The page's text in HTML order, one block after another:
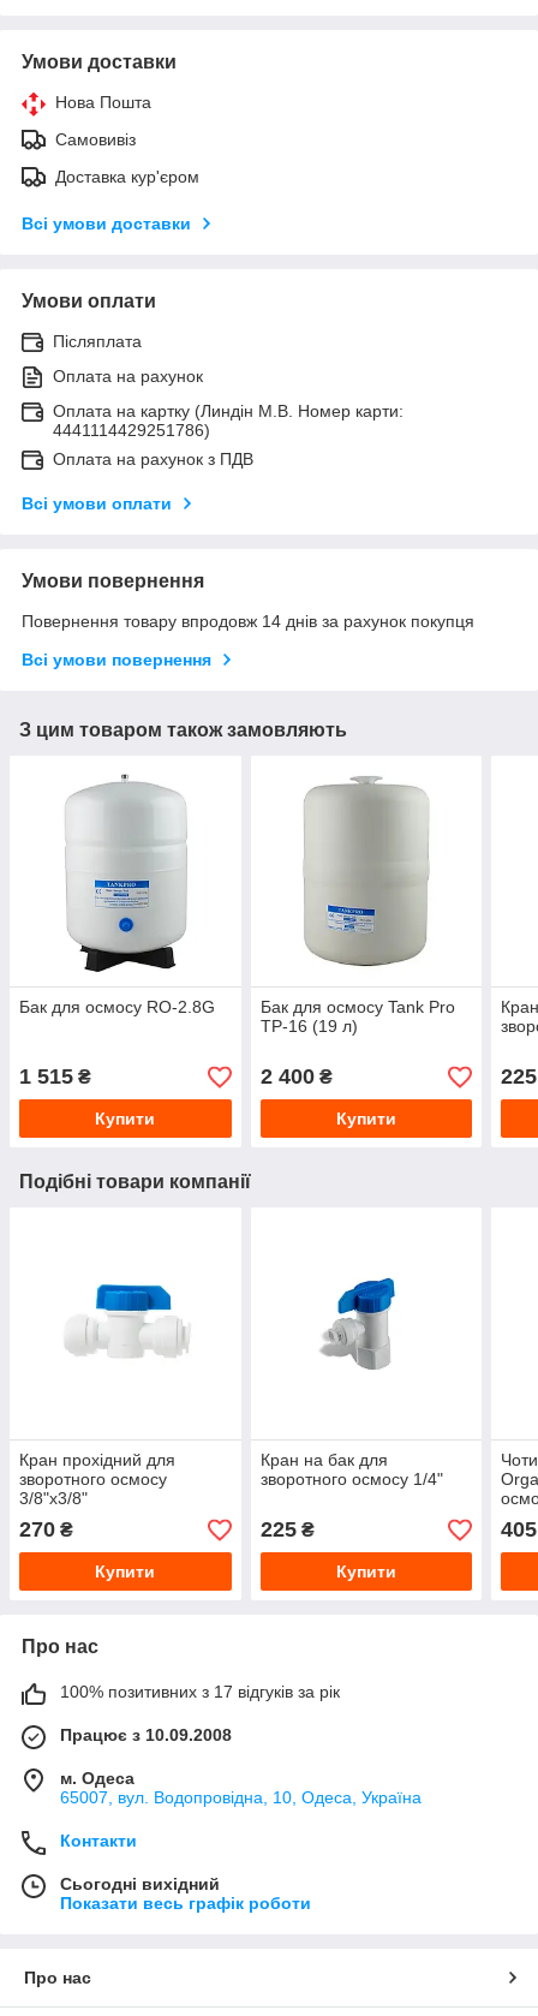
Умови доставки
Нова Пошта
Самовивіз
Доставка кур'єром
Всі умови доставки
Умови оплати
Післяплата
Оплата на рахунок
Оплата на картку (Линдін М.В. Номер карти:
4441114429251786)
Оплата на рахунок з ПДВ
Всі умови оплати
Умови повернення
Повернення товару впродовж 14 днів за рахунок покупця
Всі умови повернення
З цим товаром також замовляють
Бак для осмосу RO-2.8G
1 515 ₴
Купити
Бак для осмосу Tank Pro
TP-16 (19 л)
2 400₴
Купити
225
Подібні товари компанії
Кран прохідний для
зворотного осмосу
3/8"х3/8"
270 ₴
Купити
Кран на бак для
зворотного осмосу 1/4"
225₴
Купити
405
Про нас
100% позитивних з 17 відгуків за рік
Працює з 10.09.2008
м. Одеса
65007, вул. Водопровідна, 10, Одеса, Україна
Контакти
Сьогодні вихідний
Показати весь графік роботи
Про нас